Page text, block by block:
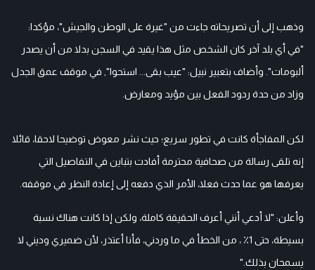
وذهب إلى أن تصريحاته جاءت من "غيرة على الوطن والجيش"، مؤكدا:
"في أي بلد آخر كان الشخص مثل هذا يقيد في السجن بدلا من أن يصدر
ألبومات". وأضاف بتعبير نبيل: "عيب بقى... استحوا", في موقف عمق الجدل
وزاد من حدة ردود الفعل بين مؤيد ومعارض.
لكن المفاجأة كانت في تطور سريع؛ حيث نشر معوض توضيحا لاحقا، قائلا
إنه تلقى رسالة من صحافية محترمة أفادت بتباين في التفاصيل التي
يعرفها هو عما حدث فعلا، الأمر الذي دفعه إلى إعادة النظر في موقفه.
وأعلن: "لا أدعي أنني أعرف الحقيقة كاملة، ولكن إذا كانت هناك نسبة
بسيطة، حتى 1٪ ، من الخطأ في ما وردني، فأنا أعتذر، لأن ضميري وديني لا
يسمحان بذلك."